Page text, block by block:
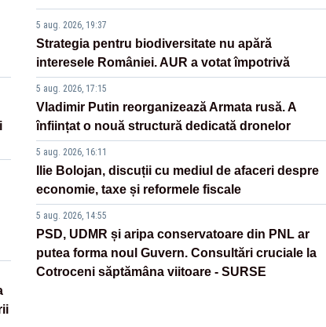
5 aug. 2026, 19:37
Strategia pentru biodiversitate nu apără
interesele României. AUR a votat împotrivă
5 aug. 2026, 17:15
Vladimir Putin reorganizează Armata rusă. A
înființat o nouă structură dedicată dronelor
5 aug. 2026, 16:11
Ilie Bolojan, discuții cu mediul de afaceri despre
economie, taxe și reformele fiscale
5 aug. 2026, 14:55
PSD, UDMR și aripa conservatoare din PNL ar
putea forma noul Guvern. Consultări cruciale la
Cotroceni săptămâna viitoare - SURSE